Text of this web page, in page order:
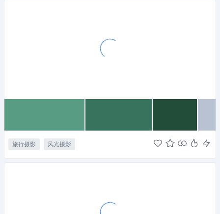
旅行摄影 风光摄影